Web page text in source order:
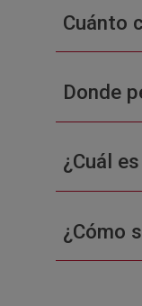
Cuánto
Donde
¿Cuál
¿Cómo